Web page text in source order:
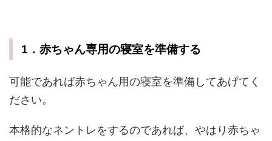
1．赤ちゃん専用の寝室を準備する
可能であれば赤ちゃん用の寝室を準備してあげてく
ださい。
本格的なネントレをするのであれば、やはり赤ちゃ